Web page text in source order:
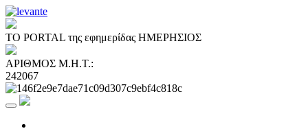
ΤΟ PORTAL της εφημερίδας ΗΜΕΡΗΣΙΟΣ
ΑΡΙΘΜΟΣ Μ.Η.Τ.:
242067